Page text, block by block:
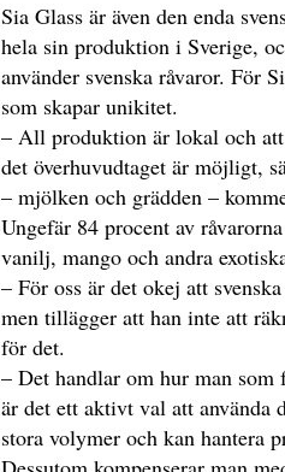
Sia Glass är även den enda
hela sin produktion i Sverige,
använder svenska råvaror. För
som skapar unikitet.
– All produktion är lokal och att
det överhuvudtaget är möjligt,
– mjölken och grädden –
Ungefär 84 procent av
vanilj, mango och andra
– För oss är det okej att
men tillägger att han inte att
för det.
– Det handlar om hur man som
är det ett aktivt val att använda
stora volymer och kan hantera